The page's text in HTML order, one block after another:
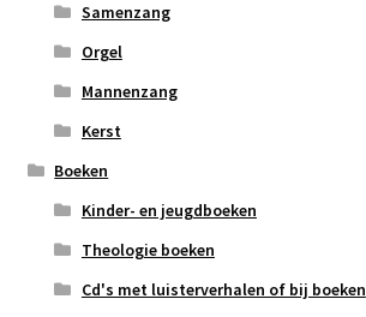
Samenzang
Orgel
Mannenzang
Kerst
Boeken
Kinder- en jeugdboeken
Theologie boeken
Cd's met luisterverhalen of bij boeken